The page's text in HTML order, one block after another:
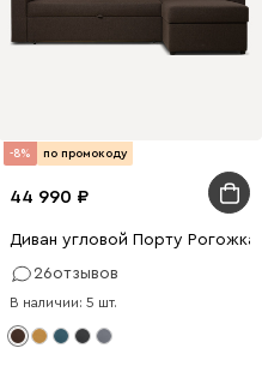
-8% по промокоду
44 990
Диван угловой Порту Рогожка
26отзывов
В наличии: 5 шт.